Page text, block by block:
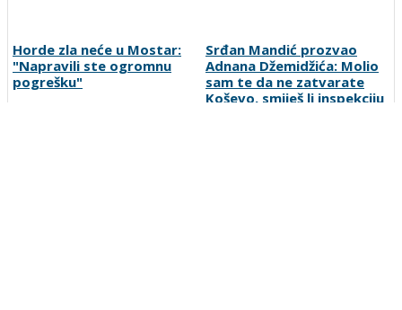
Horde zla neće u Mostar:
"Napravili ste ogromnu
pogrešku"
Srđan Mandić prozvao
Adnana Džemidžića: Molio
sam te da ne zatvarate
Koševo, smiješ li inspekciju